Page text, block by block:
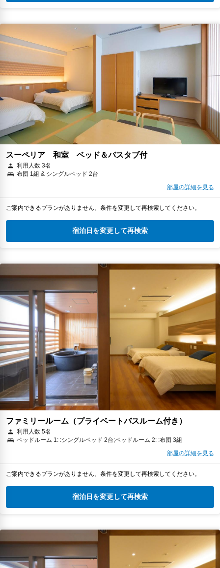
スーペリア 和室 ベッド＆バスタブ付
利用人数 3名
布団 1組 & シングルベッド 2台
部屋の詳細を見る
ご案内できるプランがありません。条件を変更して再検索してください。
宿泊日を変更して再検索
ファミリールーム（プライベートバスルーム付き）
利用人数 5名
ベッドルーム 1: :シングルベッド 2台;ベッドルーム 2: :布団 3組
部屋の詳細を見る
ご案内できるプランがありません。条件を変更して再検索してください。
宿泊日を変更して再検索